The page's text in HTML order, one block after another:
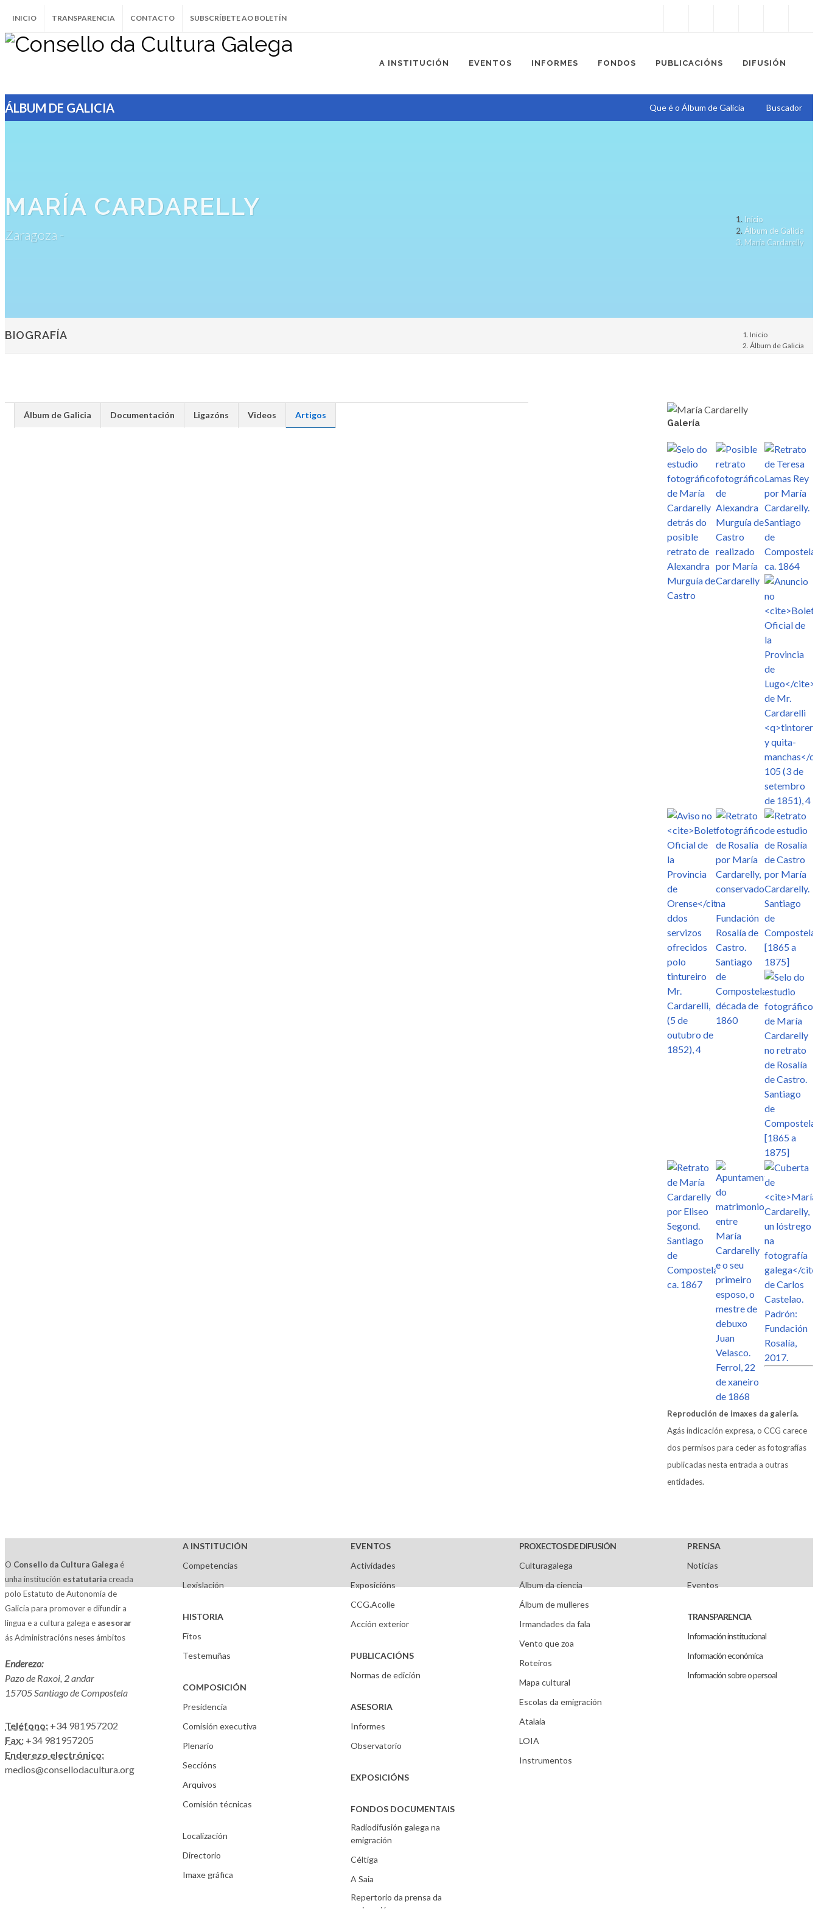
INICIO TRANSPARENCIA CONTACTO SUBSCRÍBETE AO BOLETÍN
A INSTITUCIÓN EVENTOS INFORMES FONDOS PUBLICACIÓNS DIFUSIÓN
ÁLBUM DE GALICIA Que é o Álbum de Galicia Buscador
MARÍA CARDARELLY
Zaragoza -
Inicio
Álbum de Galicia
María Cardarelly
BIOGRAFÍA
Inicio
Álbum de Galicia
Álbum de Galicia Documentación Ligazóns Videos Artigos
Galería
Reprodución de imaxes da galería.
Agás indicación expresa, o CCG carece
dos permisos para ceder as fotografías
publicadas nesta entrada a outras
entidades.
O Consello da Cultura Galega é
unha institución estatutariacreada
polo Estatuto de Autonomía de
Galicia para promover e difundir a
lingua e a cultura galega e asesorar
ás Administracións neses ámbitos
Enderezo:
Pazo de Raxoi, 2 andar
15705 Santiago de Compostela
Teléfono: +34 981957202
Fax: +34 981957205
Enderezo electrónico:
medios@consellodacultura.org
A INSTITUCIÓN
Competencias
Lexislación
HISTORIA
Fitos
Testemuñas
COMPOSICIÓN
Presidencia
Comisión executiva
Plenario
Seccións
Arquivos
Comisión técnicas
Localización
Directorio
Imaxe gráfica
EVENTOS
Actividades
Exposicións
CCG.Acolle
Acción exterior
PUBLICACIÓNS
Normas de edición
ASESORIA
Informes
Observatorio
EXPOSICIÓNS
FONDOS DOCUMENTAIS
Radiodifusión galega na
emigración
Céltiga
A Saia
Repertorio da prensa da
PROXECTOS DE DIFUSIÓN
Culturagalega
Álbum da ciencia
Álbum de mulleres
Irmandades da fala
Vento que zoa
Roteiros
Mapa cultural
Escolas da emigración
Atalaia
LOIA
Instrumentos
PRENSA
Noticias
Eventos
TRANSPARENCIA
Información institucional
Información económica
Información sobre o persoal